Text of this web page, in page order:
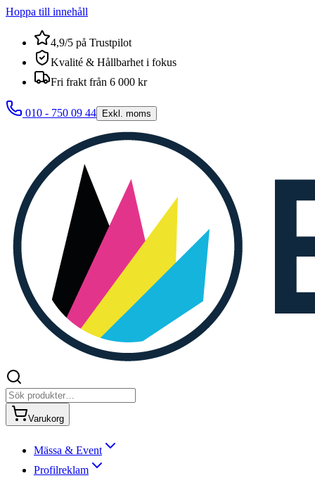
Hoppa till innehåll
4,9/5 på Trustpilot
Kvalité & Hållbarhet i fokus
Fri frakt från 6 000 kr
010 - 750 09 44 Exkl. moms
Varukorg
Mässa & Event
Profilreklam